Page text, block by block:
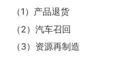
（1）产品退货
（2）汽车召回
（3）资源再制造